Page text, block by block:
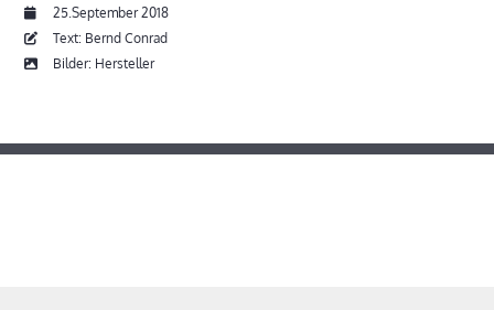
25.September 2018
Text: Bernd Conrad
Bilder: Hersteller